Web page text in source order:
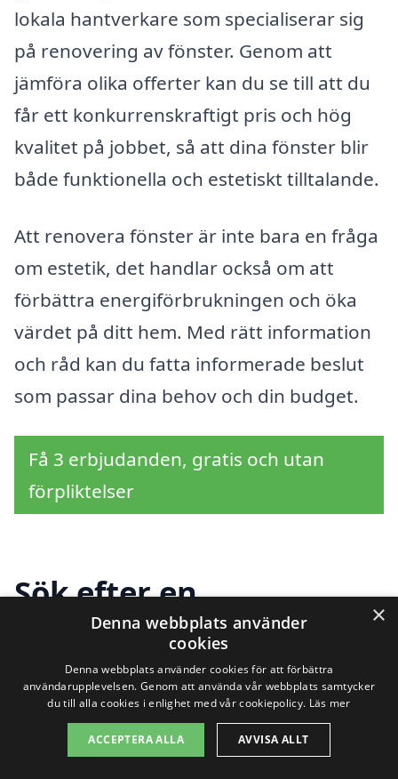
lokala hantverkare som specialiserar sig
på renovering av fönster. Genom att
jämföra olika offerter kan du se till att du
får ett konkurrenskraftigt pris och hög
kvalitet på jobbet, så att dina fönster blir
både funktionella och estetiskt tilltalande.
Att renovera fönster är inte bara en fråga
om estetik, det handlar också om att
förbättra energiförbrukningen och öka
värdet på ditt hem. Med rätt information
och råd kan du fatta informerade beslut
som passar dina behov och din budget.
Få 3 erbjudanden, gratis och utan
förpliktelser
Sök efter en
professionell för
renovera fönster i
andra städer nära
Sifferbo
×
Denna webbplats använder
cookies
Denna webbplats använder cookies för att förbättra
användarupplevelsen. Genom att använda vår webbplats samtycker
du till alla cookies i enlighet med vår cookiepolicy. Läs mer
ACCEPTERA ALLA AVVISA ALLT